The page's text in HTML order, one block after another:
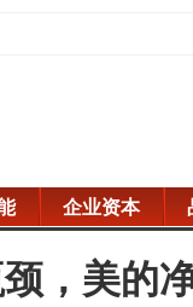
企业资本
，美的